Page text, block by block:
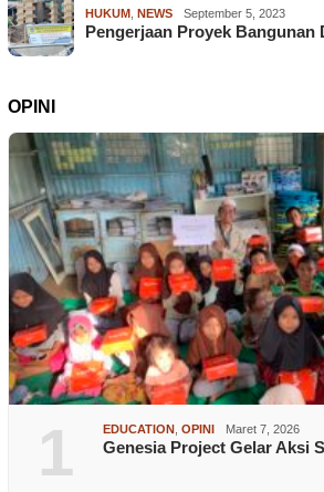
HUKUM NEWS September 5, 2023
Pengerjaan Proyek
OPINI
1 EDUCATION OPINI Maret 7, 2026
Genesia Project Gelar Aksi